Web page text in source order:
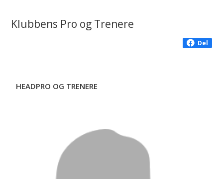
Klubbens Pro og Trenere
Del
HEADPRO OG TRENERE